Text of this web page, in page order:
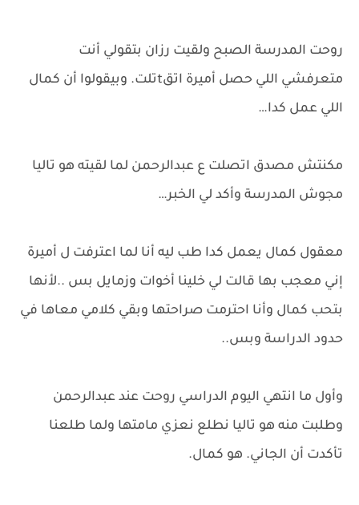
روحت المدرسة الصبح ولقيت رزان بتقولي أنت
متعرفشي اللي حصل أميرة اتقtتلت. وبيقولوا أن كمال
اللي عمل كدا…
مكنتش مصدق اتصلت ع عبدالرحمن لما لقيته هو تاليا
مجوش المدرسة وأكد لي الخبر…
معقول كمال يعمل كدا طب ليه أنا لما اعترفت ل أميرة
إني معجب بها قالت لي خلينا أخوات وزمايل بس ..لأنها
بتحب كمال وأنا احترمت صراحتها وبقي كلامي معاها في
حدود الدراسة وبس..
وأول ما انتهي اليوم الدراسي روحت عند عبدالرحمن
وطلبت منه هو تاليا نطلع نعزي مامتها ولما طلعنا
تأكدت أن الجاني. هو كمال.